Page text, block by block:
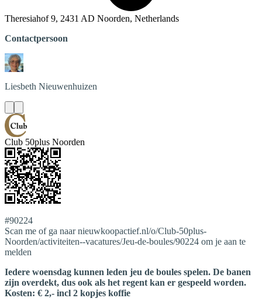
Theresiahof 9, 2431 AD Noorden, Netherlands
Contactpersoon
Liesbeth Nieuwenhuizen
Club 50plus Noorden
#90224
Scan me of ga naar nieuwkoopactief.nl/o/Club-50plus-
Noorden/activiteiten--vacatures/Jeu-de-boules/90224 om je aan te
melden
Iedere woensdag kunnen leden jeu de boules spelen. De banen
zijn overdekt, dus ook als het regent kan er gespeeld worden.
Kosten: € 2,- incl 2 kopjes koffie